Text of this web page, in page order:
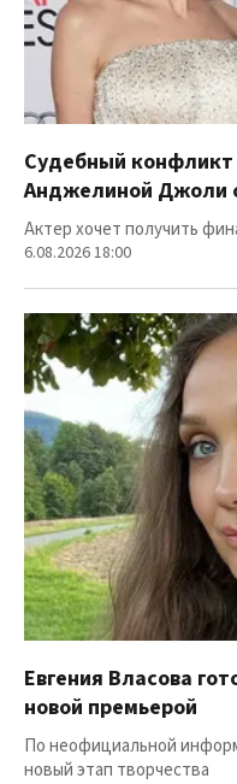
Судебный
Анджелиной Джоли
Актер хочет получить
6.08.2026 18:00
Евгения Власова
новой премьерой
По неофициальной
новый этап творчества